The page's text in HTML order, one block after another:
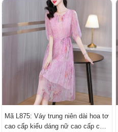
Mã L875: Váy trung niên dài hoa tơ
cao cấp kiểu dáng nữ cao cấp cao